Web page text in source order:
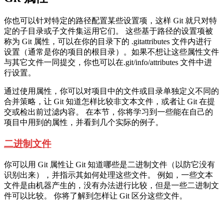
你也可以针对特定的路径配置某些设置项，这样 Git 就只对特
定的子目录或子文件集运用它们。 这些基于路径的设置项被
称为 Git 属性，可以在你的目录下的 .gitattributes 文件内进行
设置（通常是你的项目的根目录）。如果不想让这些属性文件
与其它文件一同提交，你也可以在.git/info/attributes 文件中进
行设置。
通过使用属性，你可以对项目中的文件或目录单独定义不同的
合并策略，让 Git 知道怎样比较非文本文件，或者让 Git 在提
交或检出前过滤内容。 在本节，你将学习到一些能在自己的
项目中用到的属性，并看到几个实际的例子。
二进制文件
你可以用 Git 属性让 Git 知道哪些是二进制文件（以防它没有
识别出来），并指示其如何处理这些文件。 例如，一些文本
文件是由机器产生的，没有办法进行比较，但是一些二进制文
件可以比较。 你将了解到怎样让 Git 区分这些文件。